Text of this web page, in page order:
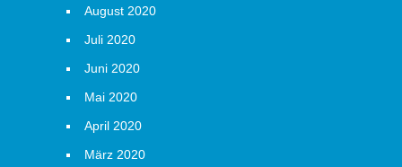
August 2020
Juli 2020
Juni 2020
Mai 2020
April 2020
März 2020